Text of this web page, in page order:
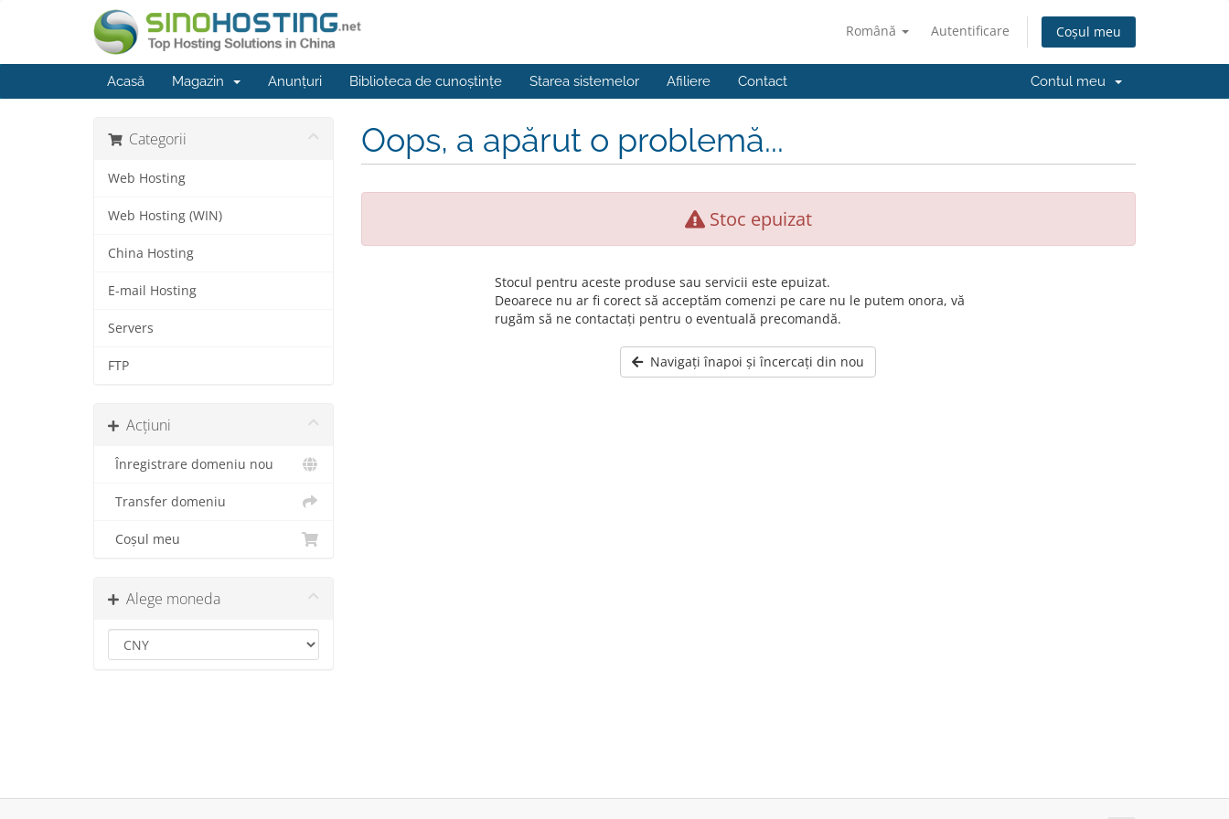
Română Autentificare Coșul meu
Acasă Magazin Anunțuri Biblioteca de cunoștințe Starea sistemelor Afiliere Contact Contul meu
Categorii
Web Hosting
Web Hosting (WIN)
China Hosting
E-mail Hosting
Servers
FTP
Acțiuni
Înregistrare domeniu nou
Transfer domeniu
Coșul meu
Alege moneda
Oops, a apărut o problemă...
Stoc epuizat
Stocul pentru aceste produse sau servicii este epuizat.
Deoarece nu ar fi corect să acceptăm comenzi pe care nu le putem onora, vă
rugăm să ne contactați pentru o eventuală precomandă.
Navigați înapoi și încercați din nou